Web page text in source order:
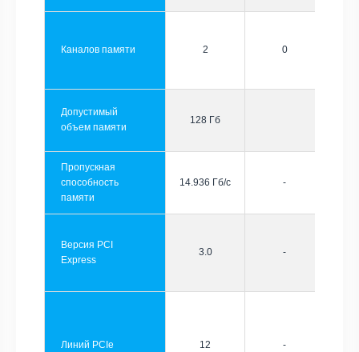
Каналов памяти 2 0
Допустимый
объем памяти
128 Гб
Пропускная
способность
памяти
14.936 Гб/с -
Версия PCI
Express
3.0 -
Линий PCIe 12 -